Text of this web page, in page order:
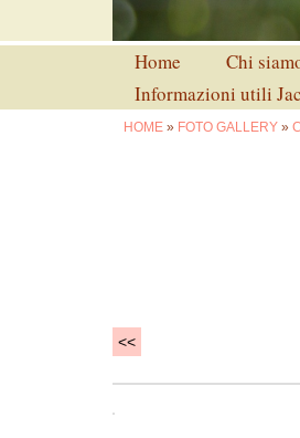
Home Chi
Informazioni utili
HOME » FOTO GALLERY »
<<